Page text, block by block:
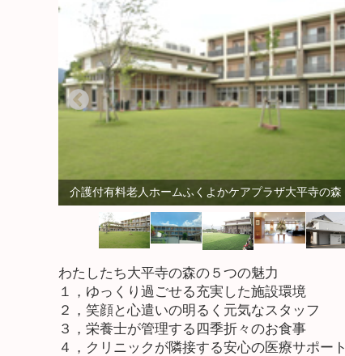
介護付有料老人ホームふくよかケアプラザ大平寺の森
わたしたち大平寺の森の５つの魅力
１，ゆっくり過ごせる充実した施設環境
２，笑顔と心遣いの明るく元気なスタッフ
３，栄養士が管理する四季折々のお食事
４，クリニックが隣接する安心の医療サポート